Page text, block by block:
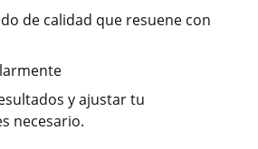
de calidad que resuene con
y ajustar tu
necesario.